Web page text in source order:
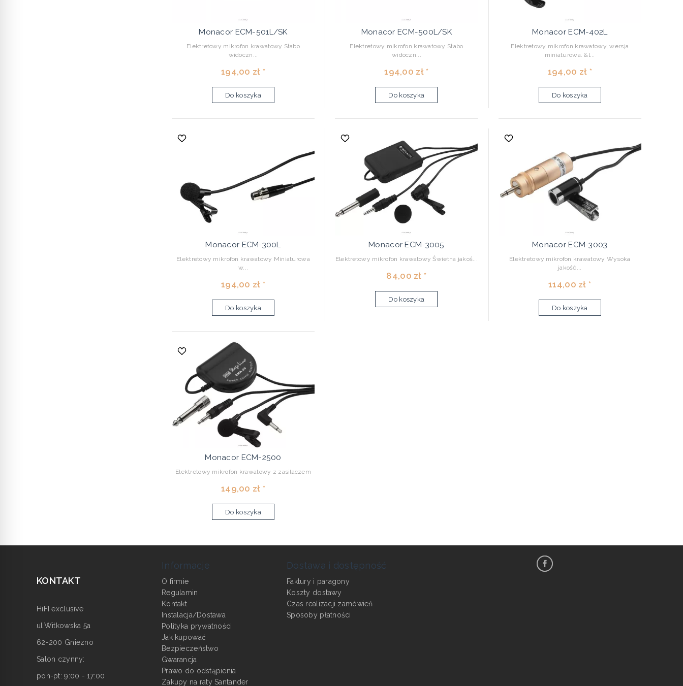
Monacor ECM-501L/SK
Elektretowy mikrofon krawatowy Słabo
widoczn...
194,00 zł *
Do koszyka
Monacor ECM-500L/SK
Elektretowy mikrofon krawatowy Słabo
widoczn...
194,00 zł *
Do koszyka
Monacor ECM-402L
Elektretowy mikrofon krawatowy, wersja
miniaturowa. &l...
194,00 zł *
Do koszyka
Monacor ECM-300L
Elektretowy mikrofon krawatowy Miniaturowa
w...
194,00 zł *
Do koszyka
Monacor ECM-3005
Elektretowy mikrofon krawatowy Świetna jakoś...
84,00 zł *
Do koszyka
Monacor ECM-3003
Elektretowy mikrofon krawatowy Wysoka
jakość...
114,00 zł *
Do koszyka
Monacor ECM-2500
Elektretowy mikrofon krawatowy z zasilaczem
149,00 zł *
Do koszyka
KONTAKT
HiFI exclusive
ul.Witkowska 5a
62-200 Gniezno
Salon czynny:
pon-pt: 9:00 - 17:00
Informacje
O firmie
Regulamin
Kontakt
Instalacja/Dostawa
Polityka prywatności
Jak kupować
Bezpieczeństwo
Gwarancja
Prawo do odstąpienia
Zakupy na raty Santander
Dostawa i dostępność
Faktury i paragony
Koszty dostawy
Czas realizacji zamówień
Sposoby płatności